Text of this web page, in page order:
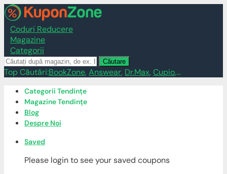
Coduri Reducere
Magazine
Categorii
Căutare
Top Căutări:BookZone, Answear, Dr.Max, Cupio,...
Skip
content
Categorii Tendințe
Magazine Tendințe
Blog
Despre Noi
Saved
Please login to see your saved coupons